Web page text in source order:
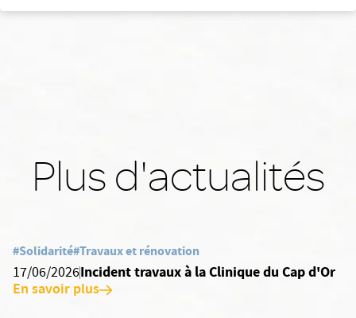
Plus d'actualités
#Solidarité#Travaux et rénovation
17/06/2026Incident travaux à la Clinique du Cap d'Or
En savoir plus